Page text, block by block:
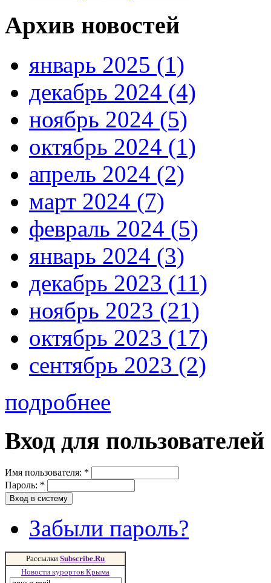
Архив новостей
январь 2025 (1)
декабрь 2024 (4)
ноябрь 2024 (5)
октябрь 2024 (1)
апрель 2024 (2)
март 2024 (7)
февраль 2024 (5)
январь 2024 (3)
декабрь 2023 (11)
ноябрь 2023 (21)
октябрь 2023 (17)
сентябрь 2023 (2)
подробнее
Вход для пользователей
Имя пользователя: *
Пароль: *
Забыли пароль?
Рассылки Subscribe.Ru
Новости курортов Крыма